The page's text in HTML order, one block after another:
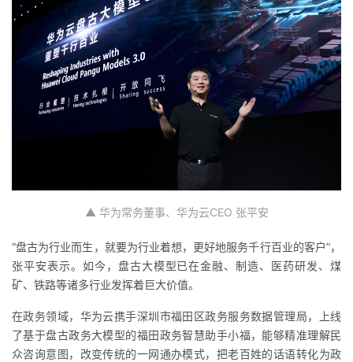
▲ 华为常务董事、华为云CEO 张平安
“盘古为行业而生，就要为行业着想，更好地服务千行百业的客户”，
张平安表示。如今，盘古大模型已在金融、制造、医药研发、煤
矿、铁路等诸多行业发挥着巨大价值。
在政务领域，华为云携手深圳市福田区政务服务数据管理局，上线
了基于盘古政务大模型的福田政务智慧助手小福，能够精准理解民
众咨询意图，改变传统的一网通办模式，把老百姓的话语转化为政